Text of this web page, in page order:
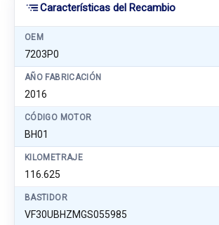
Características del Recambio
OEM
7203P0
AÑO FABRICACIÓN
2016
CÓDIGO MOTOR
BH01
KILOMETRAJE
116.625
BASTIDOR
VF30UBHZMGS055985